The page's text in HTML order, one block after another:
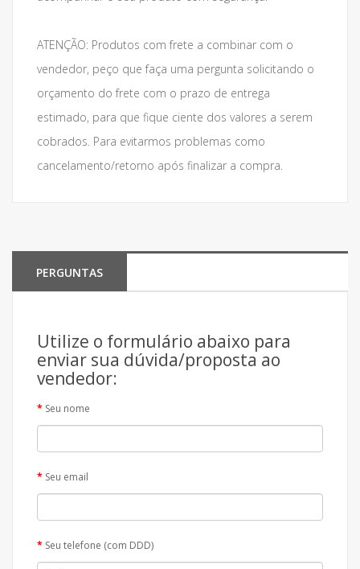
ATENÇÃO: Produtos com frete a combinar com o
vendedor, peço que faça uma pergunta solicitando o
orçamento do frete com o prazo de entrega
estimado, para que fique ciente dos valores a serem
cobrados. Para evitarmos problemas como
cancelamento/retorno após finalizar a compra.
PERGUNTAS
Utilize o formulário abaixo para
enviar sua dúvida/proposta ao
vendedor:
Seu nome
Seu email
Seu telefone (com DDD)